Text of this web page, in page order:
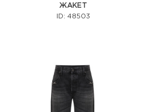
ЖАКЕТ
ID: 48503